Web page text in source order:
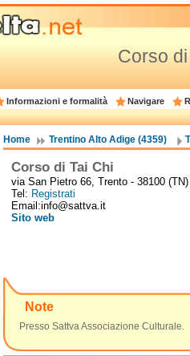
Corso
Informazioni e formalità Navigare
Home Trentino Alto Adige (4359)
Corso di Tai Chi
via San Pietro 66, Trento - 38100 (TN)
Tel: Registrati
Email:info@sattva.it
Sito web
Note
Presso Sattva Associazione Culturale.